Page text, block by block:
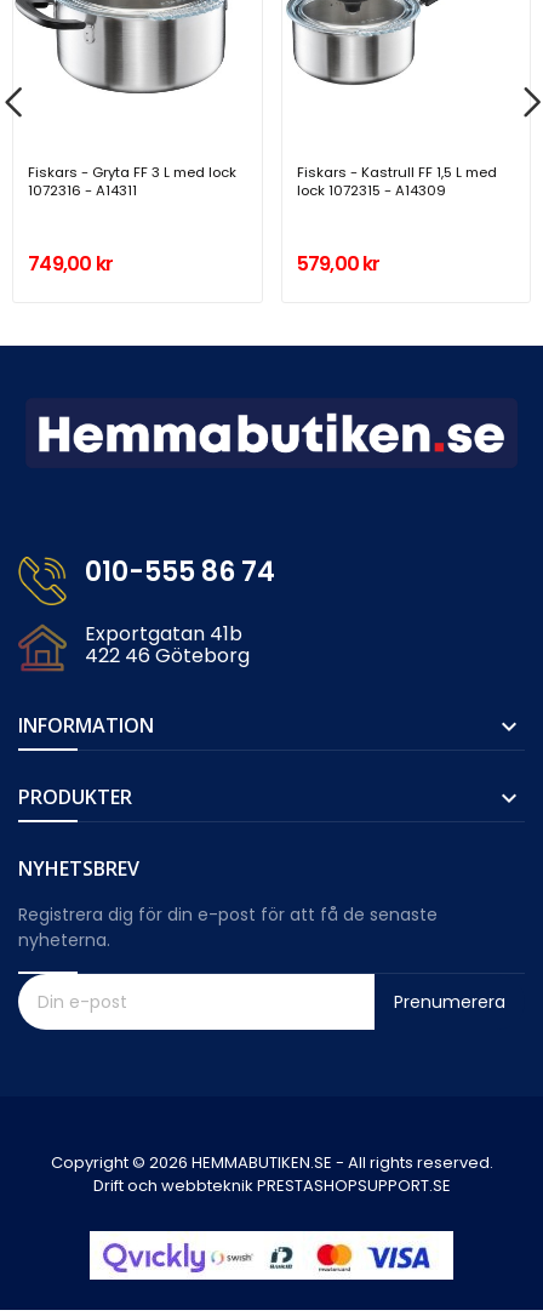
Fiskars - Gryta FF 3 L med lock
1072316 - A14311
749,00 kr
Fiskars - Kastrull FF 1,5 L med
lock 1072315 - A14309
579,00 kr
010-555 86 74
Exportgatan 41b
422 46 Göteborg
INFORMATION 
PRODUKTER 
NYHETSBREV
Registrera dig för din e-post för att få de senaste
nyheterna.
Prenumerera
Copyright © 2026 HEMMABUTIKEN.SE - All rights reserved.
Drift och webbteknik PRESTASHOPSUPPORT.SE